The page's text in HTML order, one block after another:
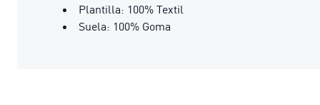
Plantilla: 100% Textil
Suela: 100% Goma